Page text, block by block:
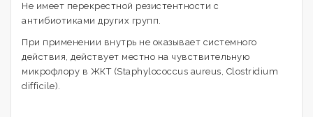
Не имеет перекрестной резистентности с
антибиотиками других групп.
При применении внутрь не оказывает системного
действия, действует местно на чувствительную
микрофлору в ЖКТ (Staphylococcus aureus, Clostridium
difficile).